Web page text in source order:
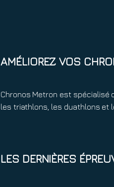
AMÉLIOREZ VOS
Chronos Metron est spécialisé
les triathlons, les duathlons et
LES DERNIÈRES